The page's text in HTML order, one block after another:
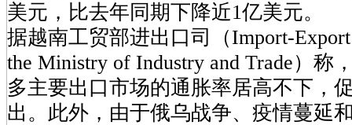
美元，比去年同期下降近1亿美元。
据越南工贸部进出口司（Import-Export
the Ministry of Industry and Trade）称
多主要出口市场的通胀率居高不下，
出。此外，由于俄乌战争、疫情蔓延